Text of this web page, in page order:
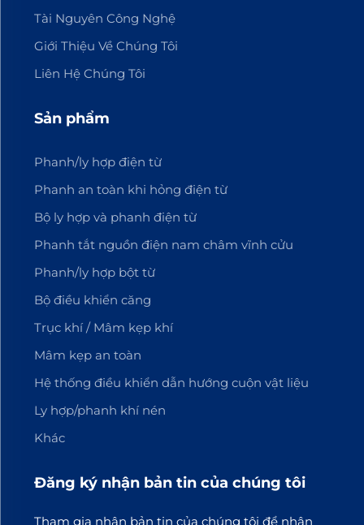
Tài Nguyên Công Nghệ
Giới Thiệu Về Chúng Tôi
Liên Hệ Chúng Tôi
Sản phẩm
Phanh/ly hợp điện từ
Phanh an toàn khi hỏng điện từ
Bộ ly hợp và phanh điện từ
Phanh tắt nguồn điện nam châm vĩnh cửu
Phanh/ly hợp bột từ
Bộ điều khiển căng
Trục khí / Mâm kẹp khí
Mâm kẹp an toàn
Hệ thống điều khiển dẫn hướng cuộn vật liệu
Ly hợp/phanh khí nén
Khác
Đăng ký nhận bản tin của chúng tôi
Tham gia nhận bản tin của chúng tôi để nhận